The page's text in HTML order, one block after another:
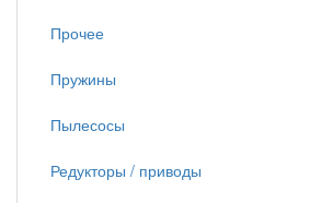
Прочее
Пружины
Пылесосы
Редукторы / приводы